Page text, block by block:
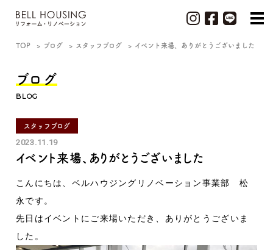
TOP ブログ スタッフブログ イベント来場、ありがとうございました
ブログ
BLOG
スタッフブログ
2023.11.19
イベント来場、ありがとうございました
こんにちは、ベルハウジングリノベーション事業部 松
永です。
先日はイベントにご来場いただき、ありがとうございま
した。